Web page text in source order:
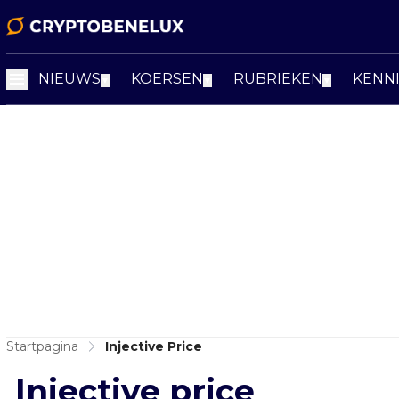
NIEUWS KOERSEN RUBRIEKEN
Startpagina Injective Price
Injective price